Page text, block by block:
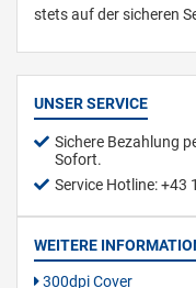
stets auf der sicheren
UNSER SERVICE
Sichere Bezahlung
Sofort.
Service Hotline: +43
WEITERE
300dpi Cover